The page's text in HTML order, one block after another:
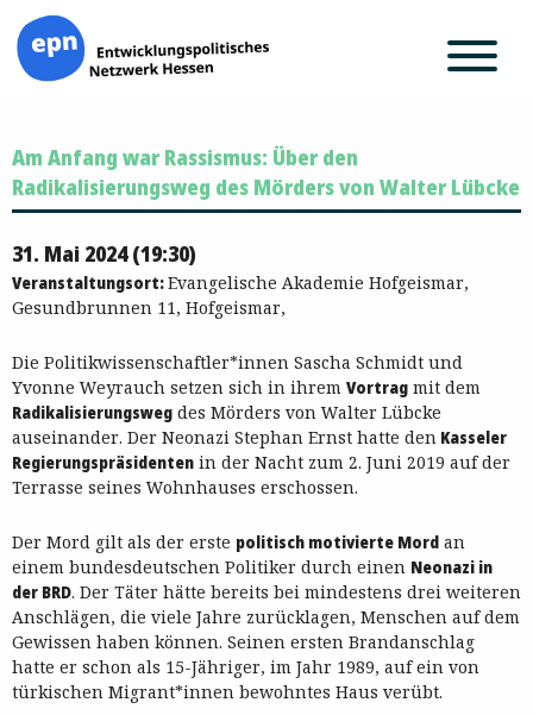
Inhalt
springen
Am Anfang war Rassismus: Über den
Radikalisierungsweg des Mörders von Walter Lübcke
31. Mai 2024 (19:30)
Veranstaltungsort:Evangelische Akademie Hofgeismar,
Gesundbrunnen 11, Hofgeismar,
Die Politikwissenschaftler*innen Sascha Schmidt und
Yvonne Weyrauch setzen sich in ihrem Vortrag mit dem
Radikalisierungsweg des Mörders von Walter Lübcke
auseinander. Der Neonazi Stephan Ernst hatte den Kasseler
Regierungspräsidenten in der Nacht zum 2. Juni 2019 auf der
Terrasse seines Wohnhauses erschossen.
Der Mord gilt als der erste politisch motivierte Mord an
einem bundesdeutschen Politiker durch einen Neonazi in
der BRD. Der Täter hätte bereits bei mindestens drei weiteren
Anschlägen, die viele Jahre zurücklagen, Menschen auf dem
Gewissen haben können. Seinen ersten Brandanschlag
hatte er schon als 15-Jähriger, im Jahr 1989, auf ein von
türkischen Migrant*innen bewohntes Haus verübt.